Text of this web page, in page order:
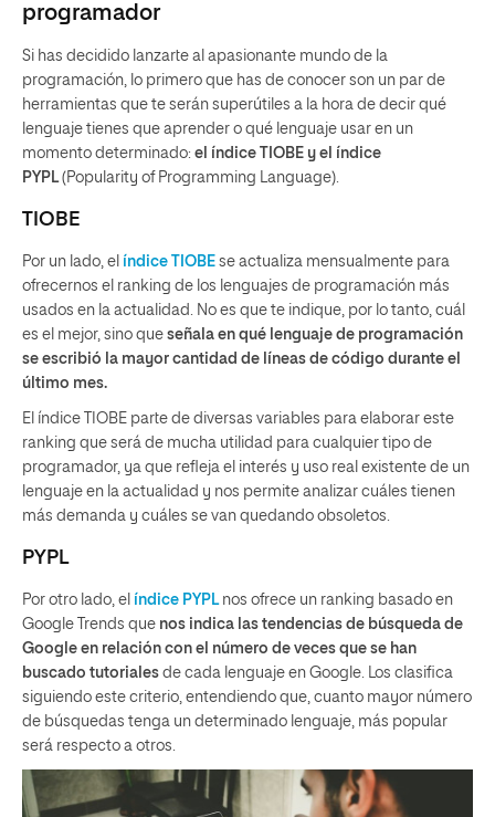
programador
Si has decidido lanzarte al apasionante mundo de la
programación, lo primero que has de conocer son un par de
herramientas que te serán superútiles a la hora de decir qué
lenguaje tienes que aprender o qué lenguaje usar en un
momento determinado: el índice TIOBE y el índice
PYPL (Popularity of Programming Language).
TIOBE
Por un lado, el índice TIOBE se actualiza mensualmente para
ofrecernos el ranking de los lenguajes de programación más
usados en la actualidad. No es que te indique, por lo tanto, cuál
es el mejor, sino que señala en qué lenguaje de programación
se escribió la mayor cantidad de líneas de código durante el
último mes.
El índice TIOBE parte de diversas variables para elaborar este
ranking que será de mucha utilidad para cualquier tipo de
programador, ya que refleja el interés y uso real existente de un
lenguaje en la actualidad y nos permite analizar cuáles tienen
más demanda y cuáles se van quedando obsoletos.
PYPL
Por otro lado, el índice PYPLnos ofrece un ranking basado en
Google Trends que nos indica las tendencias de búsqueda de
Google en relación con el número de veces que se han
buscado tutoriales de cada lenguaje en Google. Los clasifica
siguiendo este criterio, entendiendo que, cuanto mayor número
de búsquedas tenga un determinado lenguaje, más popular
será respecto a otros.